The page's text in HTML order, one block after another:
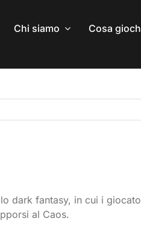
Chi siamo Cosa
dark fantasy, in cui i
al Caos.